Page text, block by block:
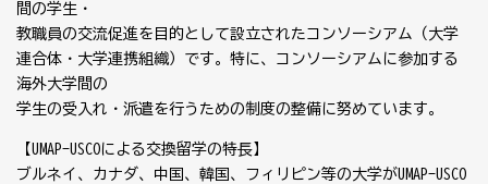
間の学生・
教職員の交流促進を目的として設立されたコンソーシアム（大学
連合体・大学連携組織）です。特に、コンソーシアムに参加する
海外大学間の
学生の受入れ・派遣を行うための制度の整備に努めています。
【UMAP-USCOによる交換留学の特長】
ブルネイ、カナダ、中国、韓国、フィリピン等の大学がUMAP-USCO